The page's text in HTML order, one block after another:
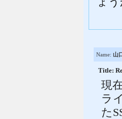
Name: 山
Title:
現
ラ
た